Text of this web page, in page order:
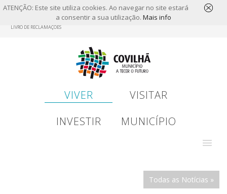
ATENÇÃO: Este site utiliza cookies. Ao navegar no site estará
a consentir a sua utilização. Mais info
LIVRO DE RECLAMAÇÕES
VIVER
VISITAR
INVESTIR
MUNICÍPIO
Todas as Notícias »